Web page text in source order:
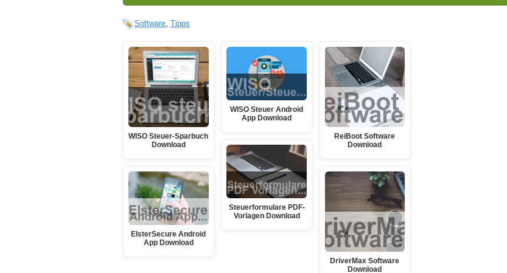
Software, Tipps
WISO Steuer-Sparbuch
Download
ElsterSecure Android
App Download
WISO Steuer Android
App Download
Steuerformulare PDF-
Vorlagen Download
ReiBoot Software
Download
DriverMax Software
Download